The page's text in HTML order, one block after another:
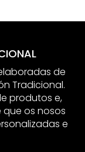
de
Tradicional.
produtos e,
os nosos
e